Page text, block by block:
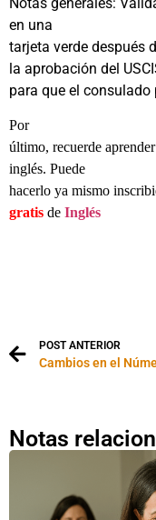
en una
tarjeta verde después
la aprobación del
para que el
Por
último, recuerde
inglés. Puede
hacerlo ya mismo
gratis de Inglés
POST ANTERIOR
Notas